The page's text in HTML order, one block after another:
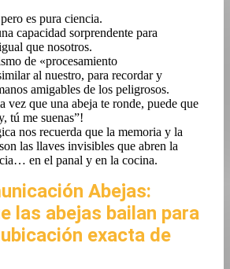
es pura ciencia.
capacidad sorprendente para
que nosotros.
de «procesamiento
al nuestro, para recordar y
amigables de los peligrosos.
vez que una abeja te ronde, puede que
tú me suenas”!
nos recuerda que la memoria y la
las llaves invisibles que abren la
en el panal y en la cocina.
Abejas:
las abejas bailan para
exacta de